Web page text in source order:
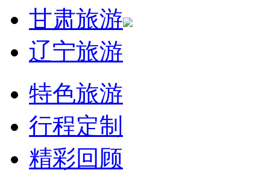
甘肃旅游
辽宁旅游
特色旅游
行程定制
精彩回顾